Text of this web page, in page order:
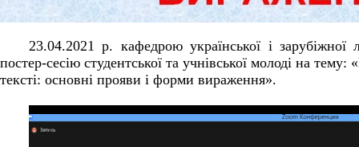
23.04.2021 р. кафедрою української і зарубіжної
постер-сесію студентської та учнівської молоді на тему:
тексті: основні прояви і форми вираження».